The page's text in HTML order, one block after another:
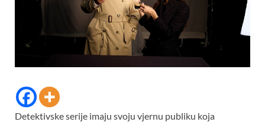
Detektivske serije imaju svoju vjernu publiku koja